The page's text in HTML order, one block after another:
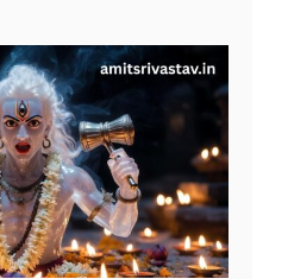
विवाद, भावनात्मक अकेलापन
वास्तविकता यह है कि
यात्राओं में से एक है, लेकिन यह
…Read more